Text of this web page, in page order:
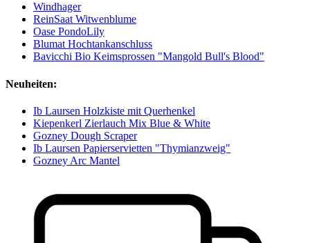
Windhager
ReinSaat Witwenblume
Oase PondoLily
Blumat Hochtankanschluss
Bavicchi Bio Keimsprossen "Mangold Bull's Blood"
Neuheiten:
Ib Laursen Holzkiste mit Querhenkel
Kiepenkerl Zierlauch Mix Blue & White
Gozney Dough Scraper
Ib Laursen Papierservietten "Thymianzweig"
Gozney Arc Mantel